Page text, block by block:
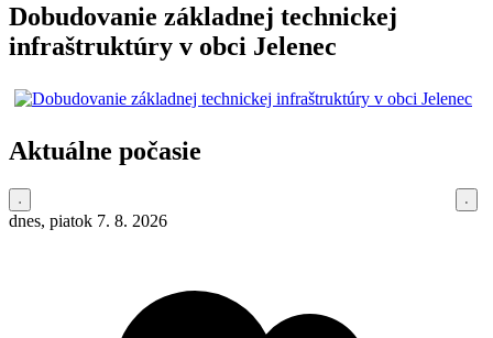
Dobudovanie základnej technickej
infraštruktúry v obci Jelenec
Aktuálne počasie
dnes, piatok 7. 8. 2026